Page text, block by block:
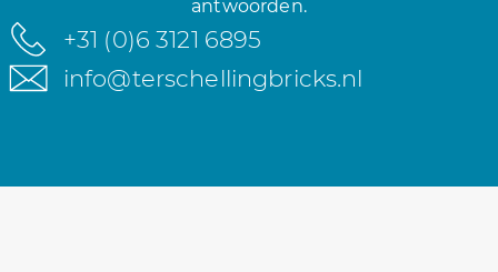
antwoorden.
+31 (0)6 3121 6895
info@terschellingbricks.nl